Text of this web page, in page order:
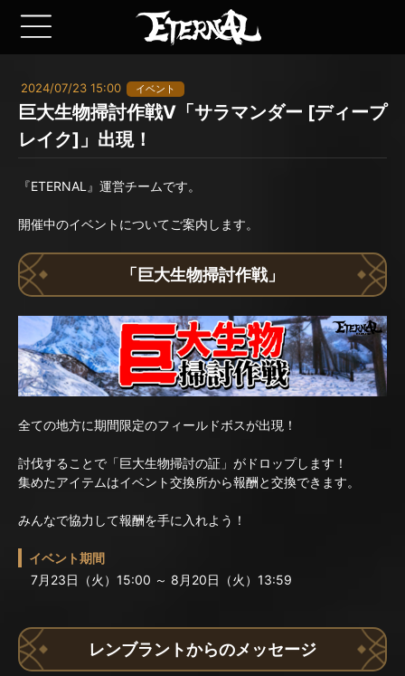
2024/07/23 15:00 イベント
巨大生物掃討作戦V「サラマンダー [ディープ
レイク]」出現！
『ETERNAL』運営チームです。
開催中のイベントについてご案内します。
「巨大生物掃討作戦」
全ての地方に期間限定のフィールドボスが出現！
討伐することで「巨大生物掃討の証」がドロップします！
集めたアイテムはイベント交換所から報酬と交換できます。
みんなで協力して報酬を手に入れよう！
イベント期間
7月23日（火）15:00 ～ 8月20日（火）13:59
レンブラントからのメッセージ